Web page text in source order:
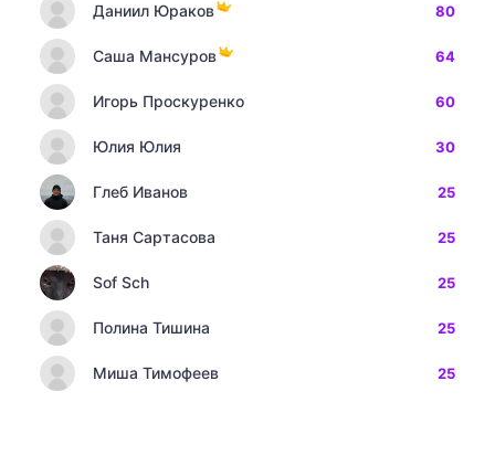
Даниил Юраков 80
Саша Мансуров 64
Игорь Проскуренко 60
Юлия Юлия 30
Глеб Иванов 25
Таня Сартасова 25
Sof Sch 25
Полина Тишина 25
Миша Тимофеев 25